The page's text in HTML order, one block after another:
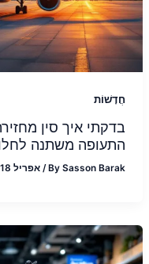
חֲדָשׁוֹת
בדקתי איך סין
התעופה משתנה
BySasson Barak
/ אפריל 18, 2026